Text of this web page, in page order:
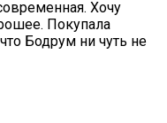
Хочу
Покупала
Бодрум ни чуть не